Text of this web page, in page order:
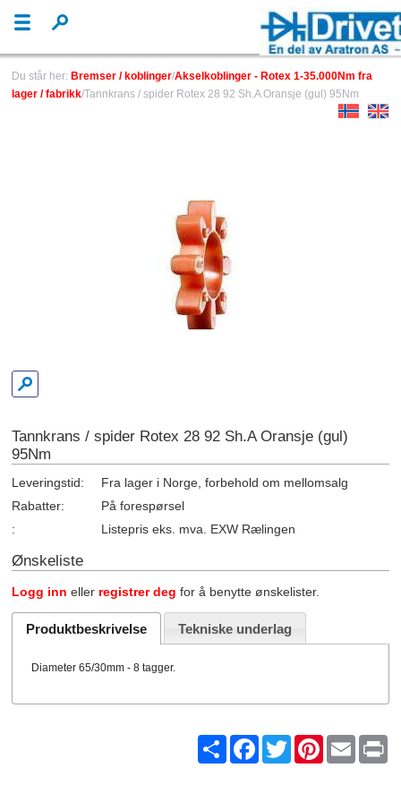
Du står her:Bremser / koblinger/Akselkoblinger - Rotex 1-35.000Nm fra
lager / fabrikk/Tannkrans / spider Rotex 28 92 Sh.A Oransje (gul) 95Nm
Tannkrans / spider Rotex 28 92 Sh.A Oransje (gul)
95Nm
Leveringstid:
Fra lager i Norge, forbehold om mellomsalg
Rabatter:
På forespørsel
:
Listepris eks. mva. EXW Rælingen
Ønskeliste
Logg inn eller registrer deg for å benytte ønskelister.
Produktbeskrivelse Tekniske underlag
Diameter 65/30mm - 8 tagger.
ShareFacebook
TwitterPinterest
Email